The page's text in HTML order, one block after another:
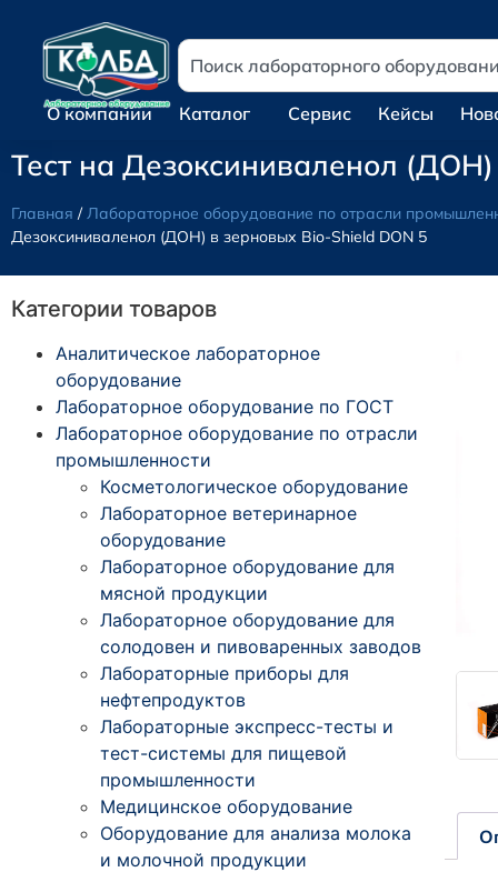
О компании Каталог Сервис Кейсы
Тест на Дезоксиниваленол
Главная /Лабораторное оборудование по отрасли
Дезоксиниваленол (ДОН) в зерновых Bio-Shield DON 5
Категории товаров
Аналитическое лабораторное
оборудование
Лабораторное оборудование по ГОСТ
Лабораторное оборудование по отрасли
промышленности
Косметологическое оборудование
Лабораторное ветеринарное
оборудование
Лабораторное оборудование для
мясной продукции
Лабораторное оборудование для
солодовен и пивоваренных заводов
Лабораторные приборы для
нефтепродуктов
Лабораторные экспресс-тесты и
тест-системы для пищевой
промышленности
Медицинское оборудование
Оборудование для анализа молока
и молочной продукции